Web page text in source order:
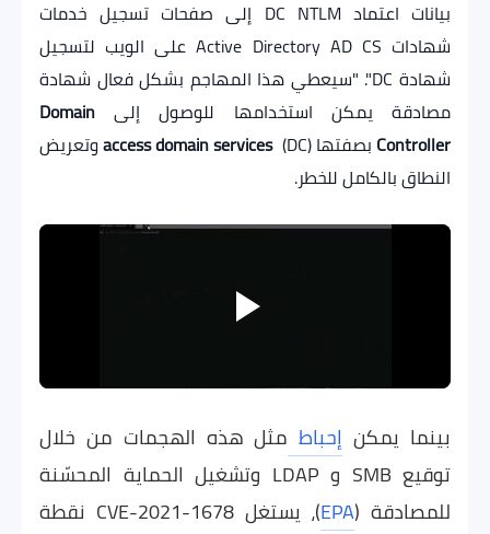
بيانات اعتماد DC NTLM إلى صفحات تسجيل خدمات
شهادات Active Directory AD CS على الويب لتسجيل
شهادة DC". "سيعطي هذا المهاجم بشكل فعال شهادة
مصادقة يمكن استخدامها للوصول إلى Domain
Controller بصفتها access domain services(DC) وتعريض
النطاق بالكامل للخطر.
بينما يمكن إحباط مثل هذه الهجمات من خلال
توقيع SMB و LDAP وتشغيل الحماية المحسّنة
للمصادقة (EPA
)، يستغل CVE-2021-1678 نقطة